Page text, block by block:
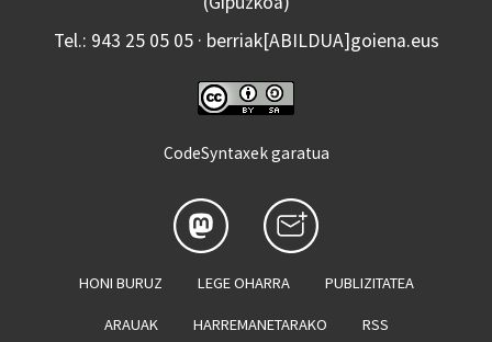
Tel.: 943 25 05 05 · berriak[ABILDUA]goiena.eus
CodeSyntaxek garatua
HONI BURUZ LEGE OHARRA PUBLIZITATEA
ARAUAK HARREMANETARAKO RSS